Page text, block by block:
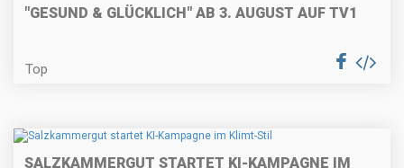
"GESUND & GLÜCKLICH" AB 3. AUGUST AUF TV1
Top
SALZKAMMERGUT STARTET KI-KAMPAGNE IM